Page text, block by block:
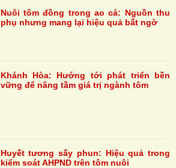
Nuôi tôm đồng trong ao cá: Nguồn thu
phụ nhưng mang lại hiệu quả bất ngờ
Khánh Hòa: Hướng tới phát triển bền
vững để nâng tầm giá trị ngành tôm
Huyết tương sấy phun: Hiệu quả trong
kiểm soát AHPND trên tôm nuôi